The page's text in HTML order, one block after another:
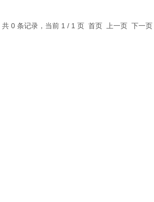
共 0 条记录，当前 1 / 1 页 首页 上一页 下一